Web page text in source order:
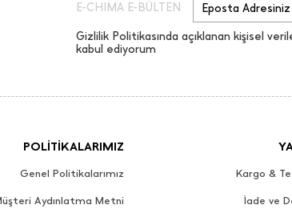
E-CHIMA E-BÜLTEN
Gizlilik Politikasında açıklanan kişisel
kabul ediyorum
POLİTİKALARIMIZ
Genel Politikalarımız
Aydınlatma Metni
Kargo &
İade ve